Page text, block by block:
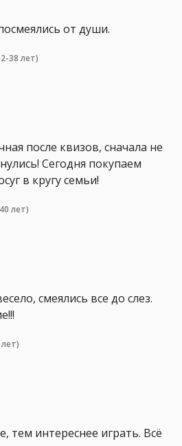
от души.
38 лет)
после квизов, сначала не
Сегодня покупаем
в кругу семьи!
лет)
смеялись все до слез.
тем интереснее играть. Всё